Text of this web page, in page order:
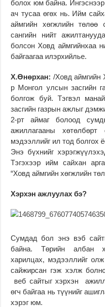
болох юм байна.
ач тусаа өгөх нь. Ийм
аймгийн хөгжлийн төлөө
сангийн нийт
болсон Ховд аймгийнхаа
байгаагаа илэрхийлье.
Х.Өнөрхан: /Ховд аймгийн
р Монгол улсын засгийн
болгож буй. Тэгвэл
засгийн газрын ажлыг
2-рт аймаг болоод
ажиллагааны хөтөлбөрт
мэдээллийг ил тод болгох
Энэ бүхнийг
Тэгэхээр ийм сайхан
“Ховд аймгийн хөгжлийн
Хэрхэн ажлуулах бэ?
Сумдад бол энэ вэб
байна. Төрийн албан
харилцах, мэдээллийг
сайжирсан гэж хэлж
веб сайтыг хэрхэн
өгч байгаа нь түүнийг
хэрэг юм.